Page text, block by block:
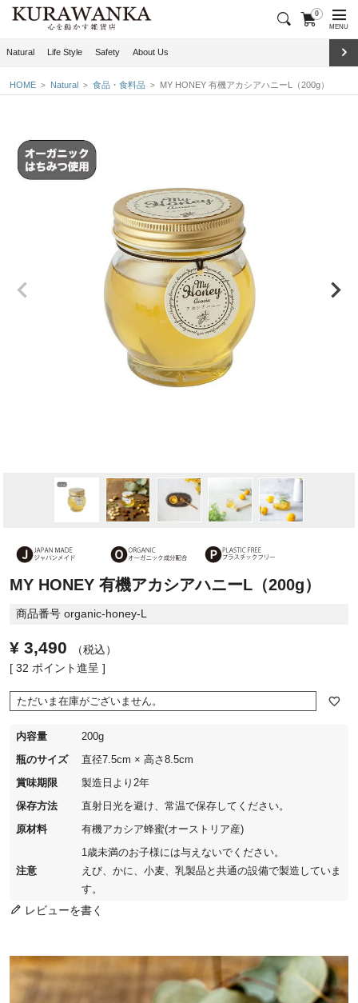
0
MENU
Natural Life Style Safety About Us
HOME Natural 食品・食料品 MY HONEY 有機アカシアハニーL（200g）
MY HONEY 有機アカシアハニーL（200g）
商品番号 organic-honey-L
¥ 3,490
税込
[ 32 ポイント進呈 ]
ただいま在庫がございません。
内容量
200g
瓶のサイズ
直径7.5cm × 高さ8.5cm
賞味期限
製造日より2年
保存方法
直射日光を避け、常温で保存してください。
原材料
有機アカシア蜂蜜(オーストリア産)
注意
1歳未満のお子様には与えないでください。
えび、かに、小麦、乳製品と共通の設備で製造していま
す。
レビューを書く